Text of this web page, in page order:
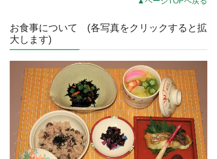
お食事について (各写真をクリックすると拡
大します)